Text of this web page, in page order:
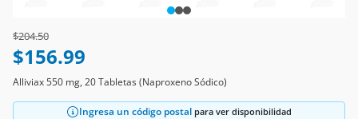
Price reduced from
$204.50to
$156.99
Alliviax 550 mg, 20 Tabletas (Naproxeno Sódico)
Ingresa un código postal para ver disponibilidad